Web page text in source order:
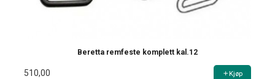
Beretta remfeste komplett kal.12
510,00 Kjøp